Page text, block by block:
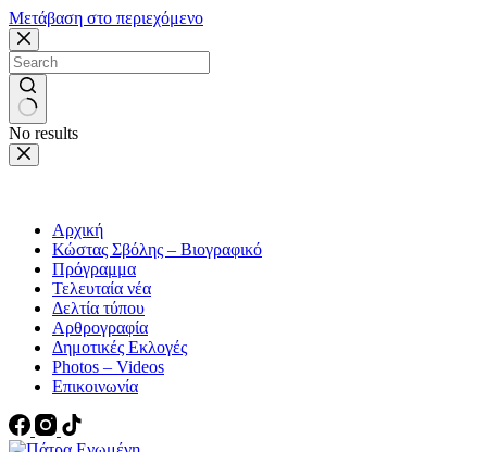
Μετάβαση στο περιεχόμενο
No results
Αρχική
Κώστας Σβόλης – Βιογραφικό
Πρόγραμμα
Τελευταία νέα
Δελτία τύπου
Αρθρογραφία
Δημοτικές Εκλογές
Photos – Videos
Επικοινωνία